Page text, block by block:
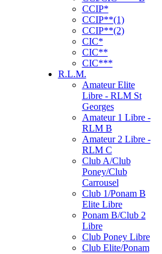
CCIP*
CCIP**(1)
CCIP**(2)
CIC*
CIC**
CIC***
R.L.M.
Amateur Elite
Libre - RLM St
Georges
Amateur 1 Libre -
RLM B
Amateur 2 Libre -
RLM C
Club A/Club
Poney/Club
Carrousel
Club 1/Ponam B
Elite Libre
Ponam B/Club 2
Libre
Club Poney Libre
Club Elite/Ponam